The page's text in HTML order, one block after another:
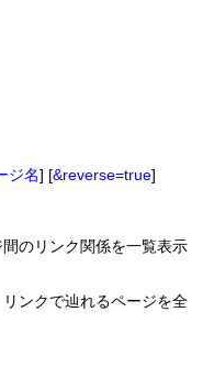
ジ名] [&reverse=true]
のリンク関係を一覧表示
ンクで辿れるページを全